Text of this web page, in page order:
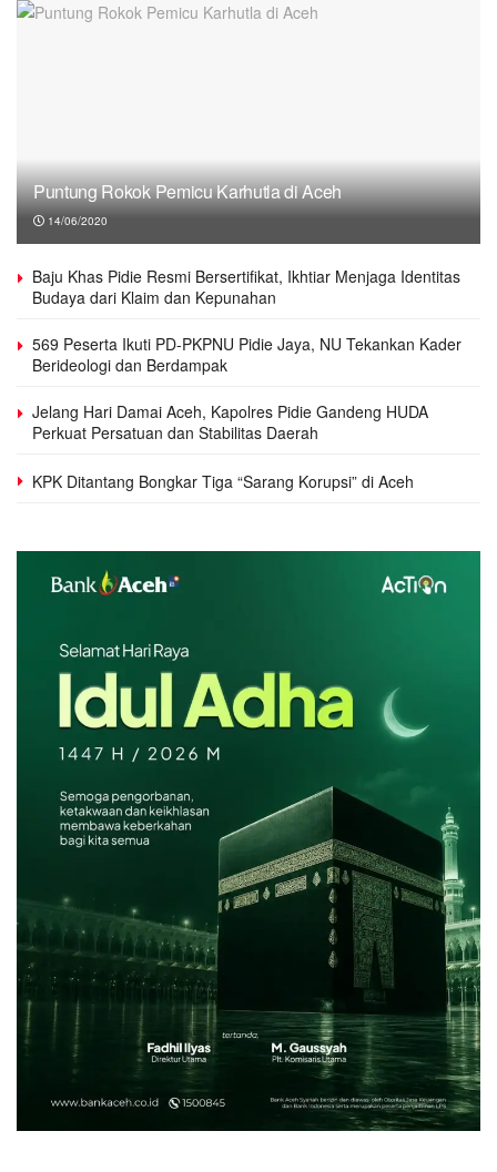
Puntung Rokok Pemicu Karhutla di Aceh
14/06/2020
Baju Khas Pidie Resmi Bersertifikat, Ikhtiar Menjaga Identitas
Budaya dari Klaim dan Kepunahan
569 Peserta Ikuti PD-PKPNU Pidie Jaya, NU Tekankan Kader
Berideologi dan Berdampak
Jelang Hari Damai Aceh, Kapolres Pidie Gandeng HUDA
Perkuat Persatuan dan Stabilitas Daerah
KPK Ditantang Bongkar Tiga “Sarang Korupsi” di Aceh